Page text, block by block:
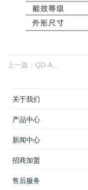
上一篇： QD-A...
关于我们
产品中心
新闻中心
招商加盟
售后服务